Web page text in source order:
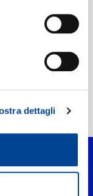
dettagli